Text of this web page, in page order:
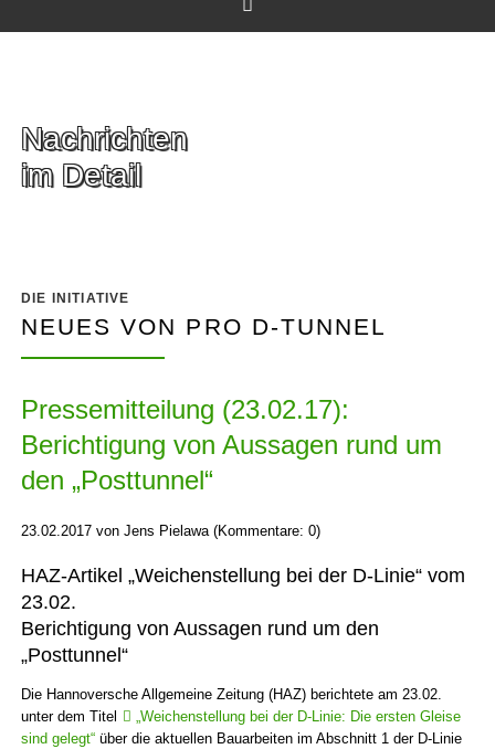
Nachrichten
im Detail
DIE INITIATIVE
NEUES VON PRO D-TUNNEL
Pressemitteilung (23.02.17):
Berichtigung von Aussagen rund um
den „Posttunnel“
23.02.2017von Jens Pielawa(Kommentare: 0)
HAZ-Artikel „Weichenstellung bei der D-Linie“ vom
23.02.
Berichtigung von Aussagen rund um den
„Posttunnel“
Die Hannoversche Allgemeine Zeitung (HAZ) berichtete am 23.02.
unter dem Titel
„Weichenstellung bei der D-Linie: Die ersten Gleise
sind gelegt“über die aktuellen Bauarbeiten im Abschnitt 1 der D-Linie